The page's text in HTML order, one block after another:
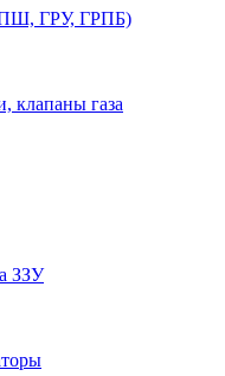
ГРУ, ГРПБ)
клапаны газа
ЗЗУ